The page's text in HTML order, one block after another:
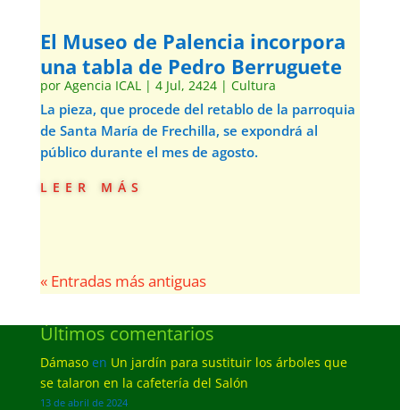
El Museo de Palencia incorpora
una tabla de Pedro Berruguete
por Agencia ICAL| 4 Jul, 2424| Cultura
La pieza, que procede del retablo de la parroquia
de Santa María de Frechilla, se expondrá al
público durante el mes de agosto.
leer más
« Entradas más antiguas
Últimos comentarios
Dámasoen Un jardín para sustituir los árboles que
se talaron en la cafetería del Salón
13 de abril de 2024